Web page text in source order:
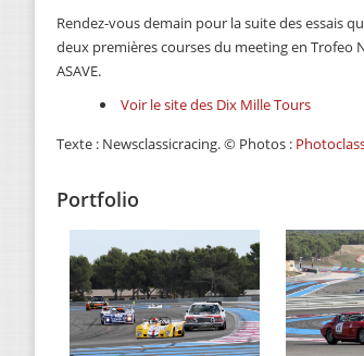
Rendez-vous demain pour la suite des essais
deux premières courses du meeting en Trofeo
ASAVE.
Voir le site des Dix Mille Tours
Texte : Newsclassicracing. © Photos :
Portfolio